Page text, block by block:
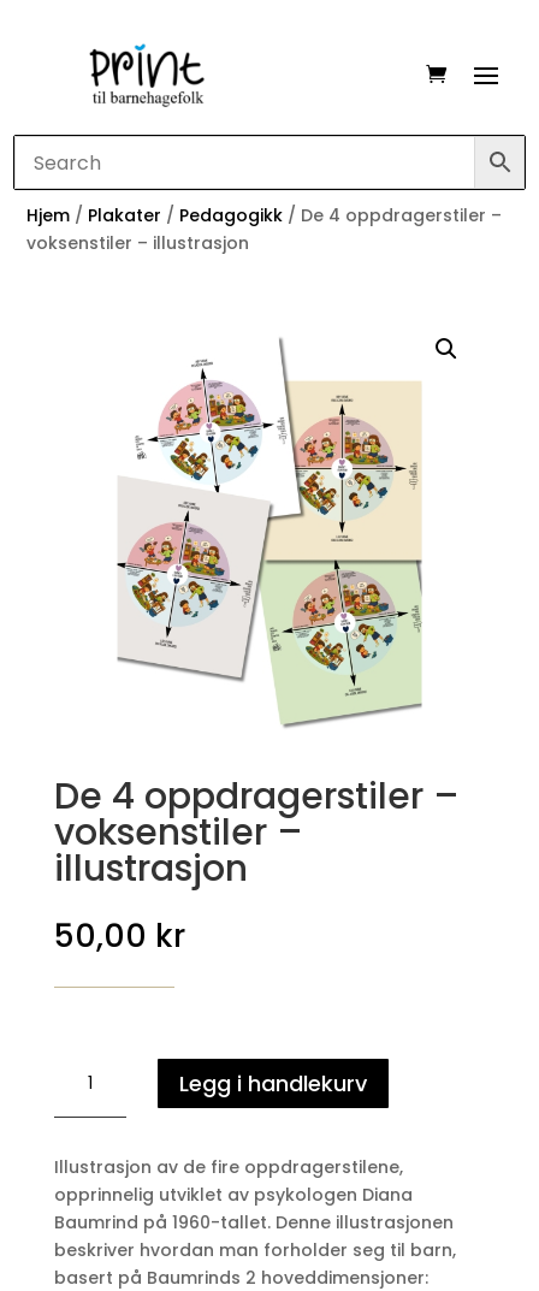
Hjem / Plakater / Pedagogikk / De 4 oppdragerstiler –
voksenstiler – illustrasjon
De 4 oppdragerstiler –
voksenstiler –
illustrasjon
50,00 kr
oppdragerstiler
voksenstiler
-
illustrasjon
antall
Legg i handlekurv
Illustrasjon av de fire oppdragerstilene,
opprinnelig utviklet av psykologen Diana
Baumrind på 1960-tallet. Denne illustrasjonen
beskriver hvordan man forholder seg til barn,
basert på Baumrinds 2 hoveddimensjoner: